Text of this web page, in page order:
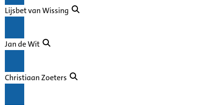
Lijsbet van Wissing
Jan de Wit
Christiaan Zoeters